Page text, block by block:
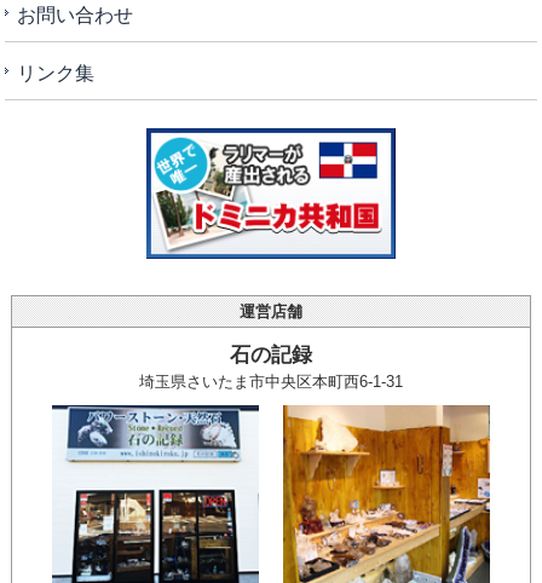
お問い合わせ
リンク集
運営店舗
石の記録
埼玉県さいたま市中央区本町西6-1-31